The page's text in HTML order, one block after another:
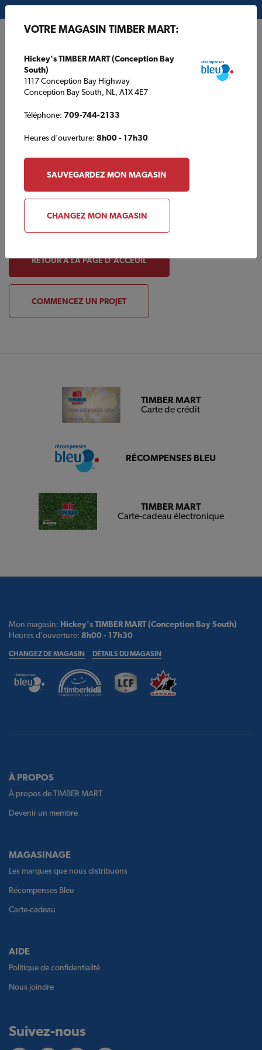
Oops!
Nous étions tellement occupés à
construire d'autres choses que nous
n'avons pas construit cette page..
RETOUR À LA PAGE D'ACCEUIL
COMMENCEZ UN PROJET
VOTRE MAGASIN TIMBER MART:
Hickey's TIMBER MART (Conception Bay
South)
1117 Conception Bay Highway
Conception Bay South, NL, A1X 4E7
Téléphone: 709-744-2133
Heures d'ouverture: 8h00 - 17h30
SAUVEGARDEZ MON MAGASIN
CHANGEZ MON MAGASIN
TIMBER MART
Carte de crédit
RÉCOMPENSES BLEU
TIMBER MART
Carte-cadeau électronique
Mon magasin: Hickey's TIMBER MART (Conception Bay South)
Heures d'ouverture: 8h00 - 17h30
CHANGEZ DE MAGASIN DÉTAILS DU MAGASIN
À PROPOS
À propos de TIMBER MART
Devenir un membre
MAGASINAGE
Les marques que nous distribuons
Récompenses Bleu
Carte-cadeau
AIDE
Politique de confidentialité
Nous joindre
Suivez-nous